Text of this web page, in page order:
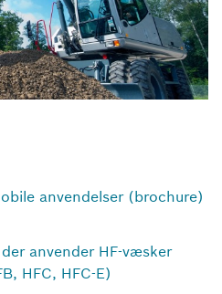
anvendelser (brochure)
anvender HF-væsker
HFC, HFC-E)